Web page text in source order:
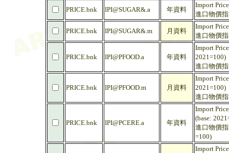
PRICE.bnk IPI@SUGAR&.a 年資料
Import
進口物價
PRICE.bnk IPI@SUGAR&.m 月資料
Import
進口物價
PRICE.bnk IPI@PFOOD.a 年資料
Import
2021=100)
進口物價
PRICE.bnk IPI@PFOOD.m 月資料
Import
2021=100)
進口物價
PRICE.bnk IPI@PCERE.a 年資料
Import
(base:
進口物價
=100)
Import